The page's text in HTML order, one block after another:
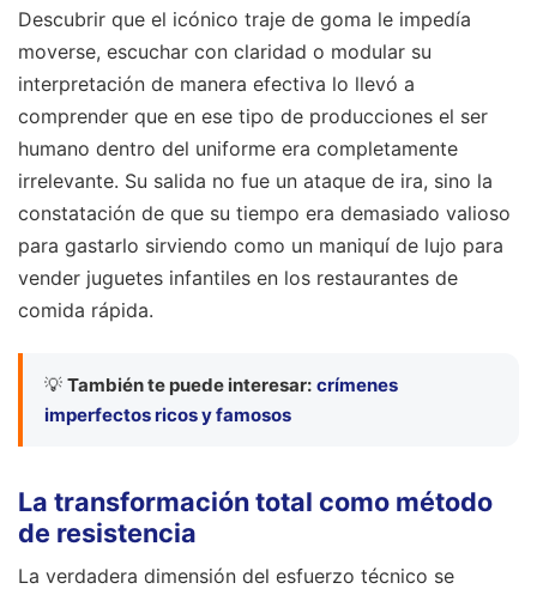
Descubrir que el icónico traje de goma le impedía
moverse, escuchar con claridad o modular su
interpretación de manera efectiva lo llevó a
comprender que en ese tipo de producciones el ser
humano dentro del uniforme era completamente
irrelevante. Su salida no fue un ataque de ira, sino la
constatación de que su tiempo era demasiado valioso
para gastarlo sirviendo como un maniquí de lujo para
vender juguetes infantiles en los restaurantes de
comida rápida.
💡 También te puede interesar: crímenes
imperfectos ricos y famosos
La transformación total como método
de resistencia
La verdadera dimensión del esfuerzo técnico se